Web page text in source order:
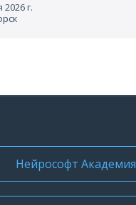
2026 г.
Нейрософт Академия